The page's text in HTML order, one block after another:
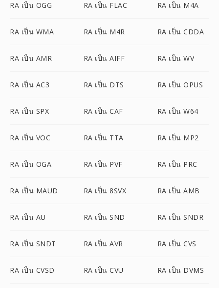
RA เป็น OGG RA เป็น FLAC RA เป็น M4A
RA เป็น WMA RA เป็น M4R RA เป็น CDDA
RA เป็น AMR RA เป็น AIFF RA เป็น WV
RA เป็น AC3 RA เป็น DTS RA เป็น OPUS
RA เป็น SPX RA เป็น CAF RA เป็น W64
RA เป็น VOC RA เป็น TTA RA เป็น MP2
RA เป็น OGA RA เป็น PVF RA เป็น PRC
RA เป็น MAUD RA เป็น 8SVX RA เป็น AMB
RA เป็น AU RA เป็น SND RA เป็น SNDR
RA เป็น SNDT RA เป็น AVR RA เป็น CVS
RA เป็น CVSD RA เป็น CVU RA เป็น DVMS